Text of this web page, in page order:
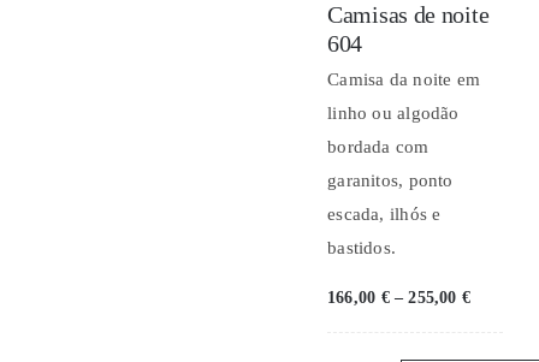
Camisas de noite
604
Camisa da noite em
linho ou algodão
bordada com
garanitos, ponto
escada, ilhós e
bastidos.
166,00 € – 255,00 €Price